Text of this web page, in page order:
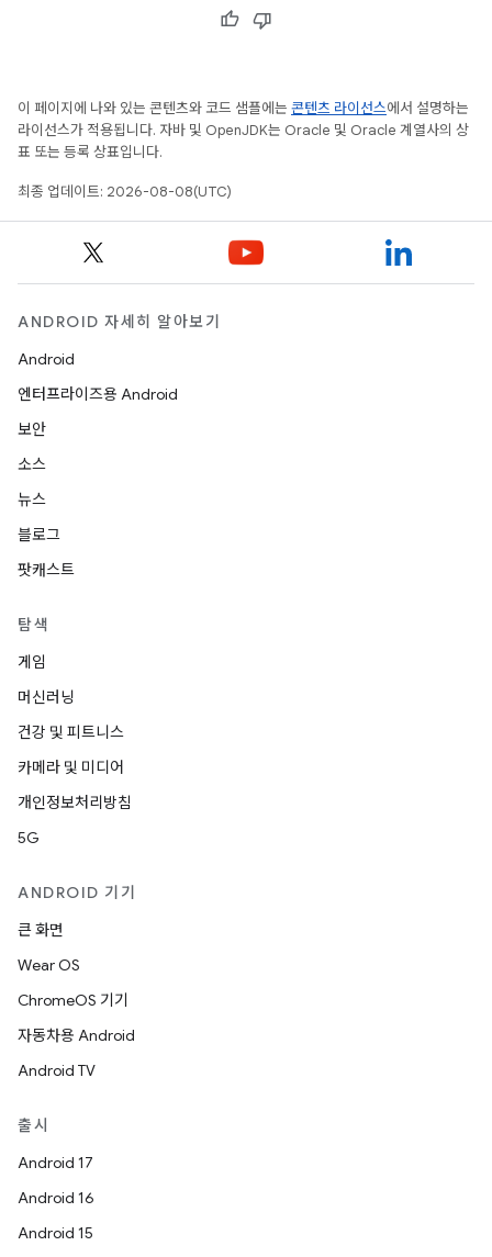
이 페이지에 나와 있는 콘텐츠와 코드 샘플에는 콘텐츠 라이선스에서 설명하는
라이선스가 적용됩니다. 자바 및 OpenJDK는 Oracle 및 Oracle 계열사의 상
표 또는 등록 상표입니다.
최종 업데이트: 2026-08-08(UTC)
ANDROID 자세히 알아보기
Android
엔터프라이즈용 Android
보안
소스
뉴스
블로그
팟캐스트
탐색
게임
머신러닝
건강 및 피트니스
카메라 및 미디어
개인정보처리방침
5G
ANDROID 기기
큰 화면
Wear OS
ChromeOS 기기
자동차용 Android
Android TV
출시
Android 17
Android 16
Android 15